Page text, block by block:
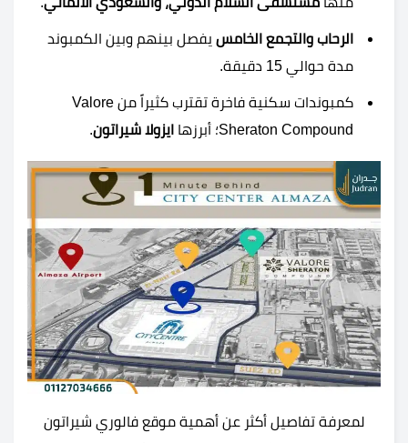
الرحاب والتجمع الخامس يفصل بينهم وبين الكمبوند
مدة حوالي 15 دقيقة.
كمبوندات سكنية فاخرة تقترب كثيراً من Valore
Sheraton Compound؛ أبرزها
ايزولا شيراتون.
لمعرفة تفاصيل أكثر عن أهمية موقع فالوري شيراتون